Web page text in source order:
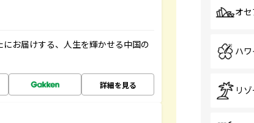
お届けする、人生を輝かせる中国の
詳細を見る
オ
ハワ
リ